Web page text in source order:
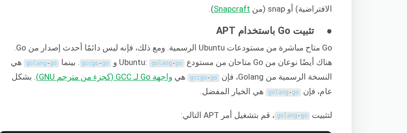
الافتراضية) أو snap (من
Snapcraft
).
● تثبيت Go باستخدام APT
Go متاح مباشرة من مستودعات Ubuntu الرسمية. ومع ذلك، فإنه ليس دائمًا أحدث إصدار من Go.
هناك أيضًا نوعان من Go متاحان من مستودع Ubuntu:
golang -go و gccgo-go . بينما golang -go
هي
النسخة الرسمية من Golang، فإن
gccgo-go هي واجهة Go لـ GCC (كجزء من مترجم GNU)
. بشكل
عام، فإن
golang -go هي الخيار المفضل.
لتثبيت golang -go ، قم بتشغيل أمر APT التالي: